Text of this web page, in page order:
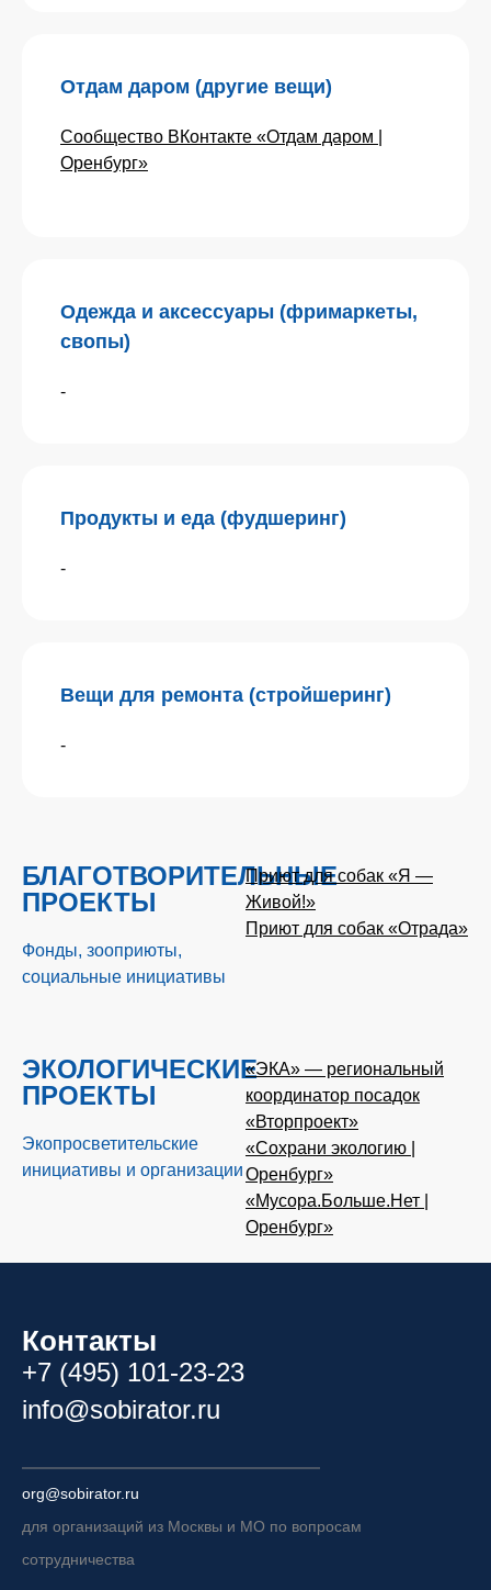
Отдам даром (другие вещи)
Сообщество ВКонтакте «Отдам даром |
Оренбург»
Одежда и аксессуары (фримаркеты,
свопы)
-
Продукты и еда (фудшеринг)
-
Вещи для ремонта (стройшеринг)
-
БЛАГОТВОРИТЕЛЬНЫЕ
ПРОЕКТЫ
Фонды, зооприюты,
социальные инициативы
Приют для собак «Я —
Живой!»
Приют для собак «Отрада»
ЭКОЛОГИЧЕСКИЕ
ПРОЕКТЫ
Экопросветительские
инициативы и организации
«ЭКА» — региональный
координатор посадок
«Вторпроект»
«Сохрани экологию |
Оренбург»
«Мусора.Больше.Нет |
Оренбург»
Контакты
+7 (495) 101-23-23
info@sobirator.ru
org@sobirator.ru
для организаций из Москвы и МО по вопросам
сотрудничества